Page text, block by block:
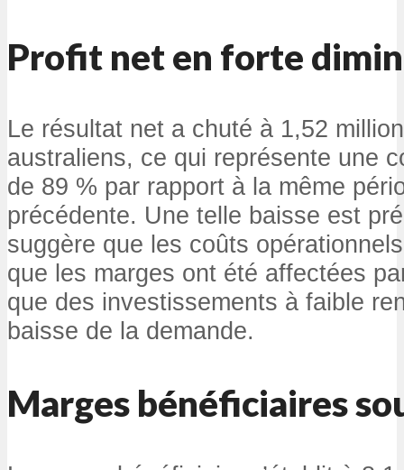
Profit net en forte
Le résultat net a chuté à 1,52
australiens, ce qui représente une
de 89 % par rapport à la même
précédente. Une telle baisse est
suggère que les coûts
que les marges ont été affectées
que des investissements à faible
baisse de la demande.
Marges bénéficiaires